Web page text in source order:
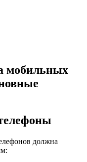
мобильных
должна